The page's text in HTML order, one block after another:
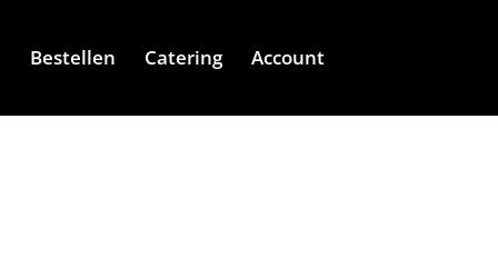
Bestellen Catering Account